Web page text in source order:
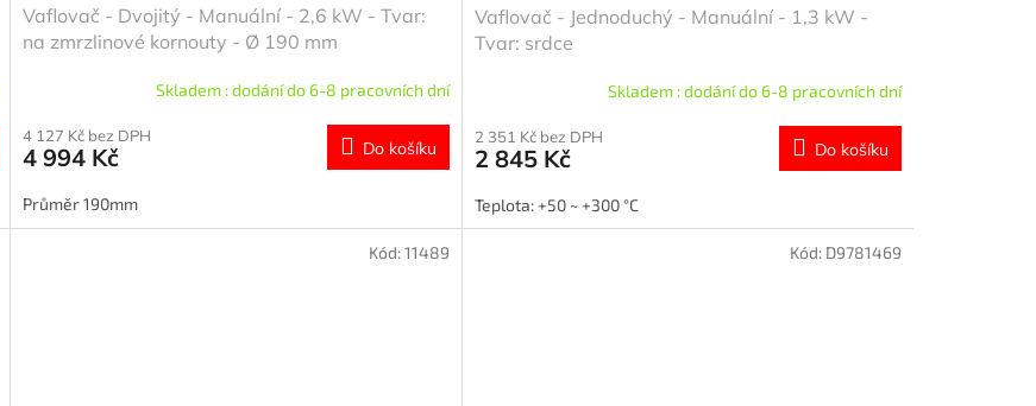
Vaflovač - Dvojitý - Manuální - 2,6 kW - Tvar:
na zmrzlinové kornouty - Ø 190 mm
Skladem : dodání do 6-8 pracovních dní
4 127 Kč bez DPH
4 994 Kč Do košíku
Průměr 190mm
Vaflovač - Jednoduchý - Manuální - 1,3 kW -
Tvar: srdce
Skladem : dodání do 6-8 pracovních dní
2 351 Kč bez DPH
2 845 Kč Do košíku
Teplota: +50 ~ +300 °C
Kód:11489 Kód: D9781469